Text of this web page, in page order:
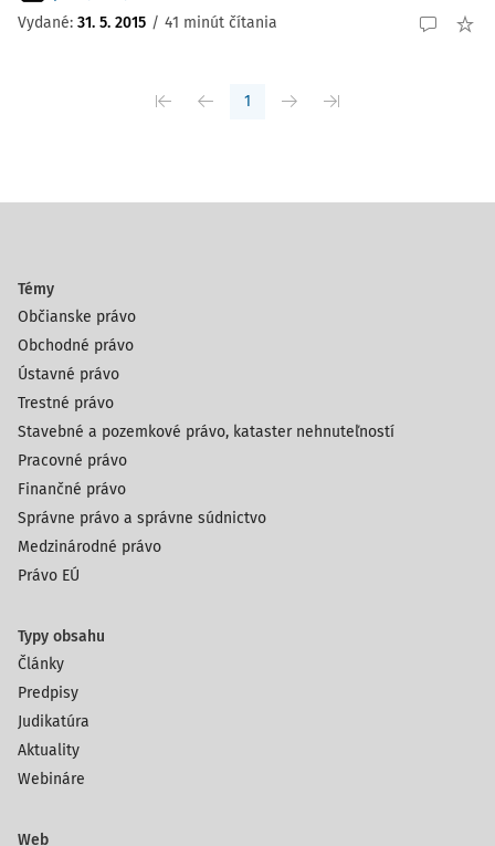
Vydané: 31. 5. 2015 / 41 minút čítania
1
Témy
Občianske právo
Obchodné právo
Ústavné právo
Trestné právo
Stavebné a pozemkové právo, kataster nehnuteľností
Pracovné právo
Finančné právo
Správne právo a správne súdnictvo
Medzinárodné právo
Právo EÚ
Typy obsahu
Články
Predpisy
Judikatúra
Aktuality
Webináre
Web